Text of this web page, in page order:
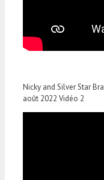
Nicky and Silver Star
août 2022 Vidéo 2